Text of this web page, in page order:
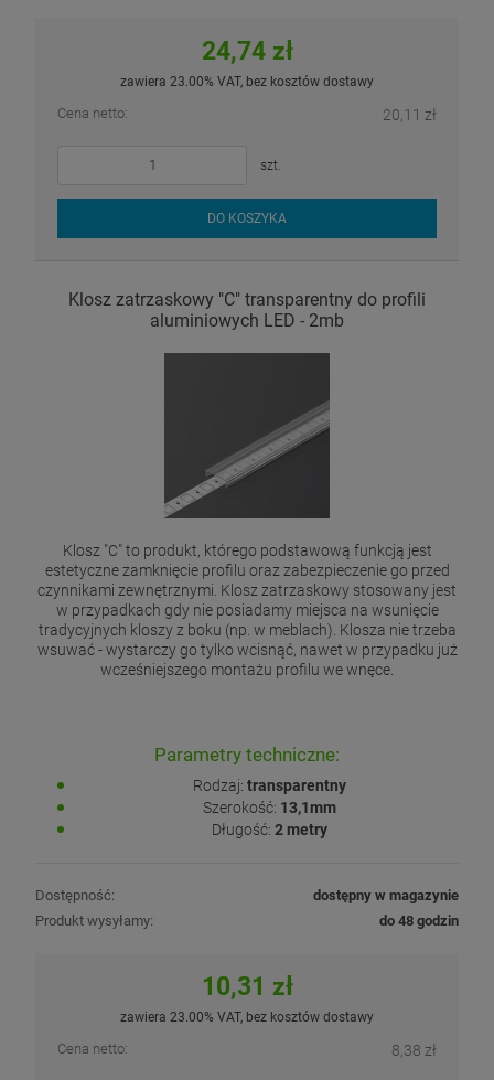
24,74 zł
zawiera 23.00% VAT, bez kosztów dostawy
Cena netto: 20,11 zł
szt.
DO KOSZYKA
Klosz zatrzaskowy "C" transparentny do profili
aluminiowych LED - 2mb
Klosz "C" to produkt, którego podstawową funkcją jest
estetyczne zamknięcie profilu oraz zabezpieczenie go przed
czynnikami zewnętrznymi. Klosz zatrzaskowy stosowany jest
w przypadkach gdy nie posiadamy miejsca na wsunięcie
tradycyjnych kloszy z boku (np. w meblach). Klosza nie trzeba
wsuwać - wystarczy go tylko wcisnąć, nawet w przypadku już
wcześniejszego montażu profilu we wnęce.
Parametry techniczne:
Rodzaj: transparentny
Szerokość: 13,1mm
Długość: 2 metry
Dostępność:
dostępny w magazynie
Produkt wysyłamy:
do 48 godzin
10,31 zł
zawiera 23.00% VAT, bez kosztów dostawy
Cena netto: 8,38 zł